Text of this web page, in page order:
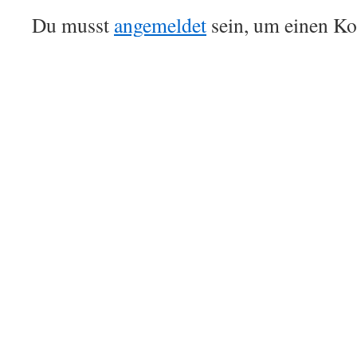
Du musst angemeldet sein, um einen